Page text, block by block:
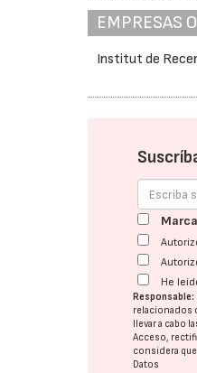
EMPRESAS
Institut de
He
Responsable:
relacionados
llevar a cabo
Acceso,
considera
Datos